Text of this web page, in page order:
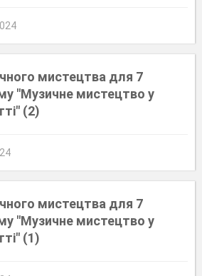
мистецтва для 7
"Музичне мистецтво у
(2)
мистецтва для 7
"Музичне мистецтво у
(1)